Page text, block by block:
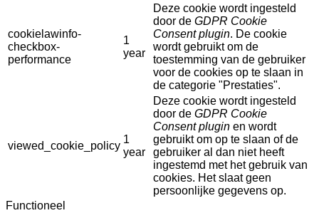
cookielawinfo-
checkbox-
performance
1
year
Deze cookie wordt ingesteld
door de GDPR Cookie
Consent plugin. De cookie
wordt gebruikt om de
toestemming van de gebruiker
voor de cookies op te slaan in
de categorie "Prestaties".
viewed_cookie_policy
1
year
Deze cookie wordt ingesteld
door de GDPR Cookie
Consent plugin en wordt
gebruikt om op te slaan of de
gebruiker al dan niet heeft
ingestemd met het gebruik van
cookies. Het slaat geen
persoonlijke gegevens op.
Functioneel